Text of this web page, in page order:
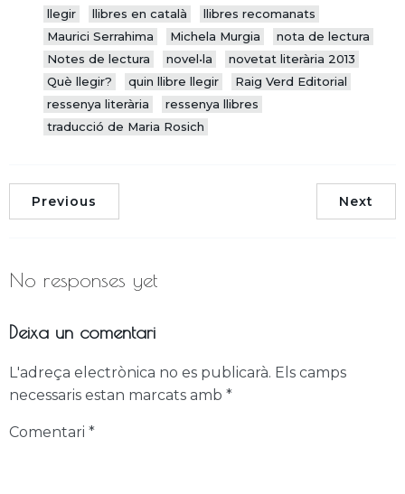
llegir
llibres en català
llibres recomanats
Maurici Serrahima
Michela Murgia
nota de lectura
Notes de lectura
novel•la
novetat literària 2013
Què llegir?
quin llibre llegir
Raig Verd Editorial
ressenya literària
ressenya llibres
traducció de Maria Rosich
Previous Next
No responses yet
Deixa un comentari
L'adreça electrònica no es publicarà. Els camps
necessaris estan marcats amb *
Comentari *